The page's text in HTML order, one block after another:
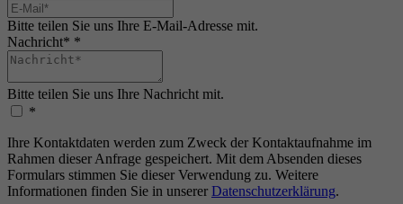
Bitte teilen Sie uns Ihre E-Mail-Adresse mit.
Nachricht* *
Bitte teilen Sie uns Ihre Nachricht mit.
*
Ihre Kontaktdaten werden zum Zweck der Kontaktaufnahme im
Rahmen dieser Anfrage gespeichert. Mit dem Absenden dieses
Formulars stimmen Sie dieser Verwendung zu. Weitere
Informationen finden Sie in unserer Datenschutzerklärung.